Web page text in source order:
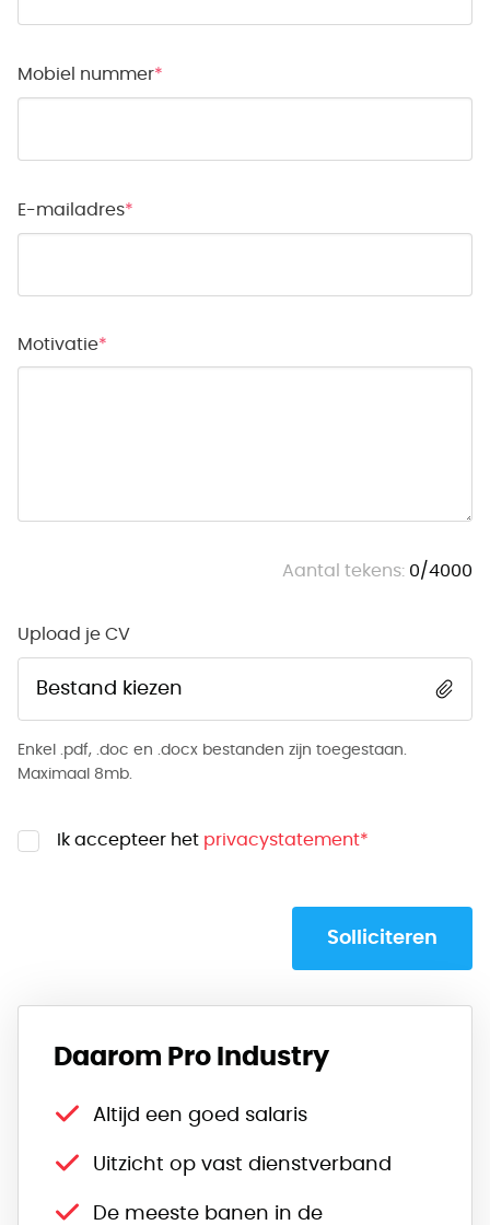
Mobiel nummer
E-mailadres
Motivatie
Aantal tekens: 0/4000
Upload je CV
Bestand kiezen
Enkel .pdf, .doc en .docx bestanden zijn toegestaan.
Maximaal 8mb.
Ik accepteer het privacystatement*
Solliciteren
Daarom Pro Industry
Altijd een goed salaris
Uitzicht op vast dienstverband
De meeste banen in de